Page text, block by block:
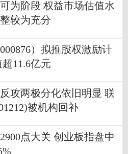
为阶段 权益市场估值水
较为充分
）拟推股权激励计
11.6亿元
攻两极分化依旧明显 联
被机构回补
点大关 创业板指盘中